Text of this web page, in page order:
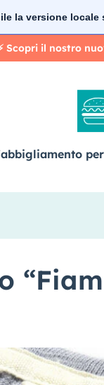
la versione locale
Scopri il nostro